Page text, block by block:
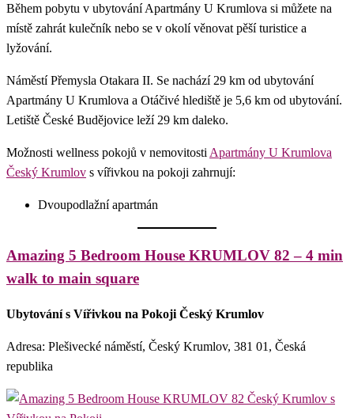
Během pobytu v ubytování Apartmány U Krumlova si můžete na
místě zahrát kulečník nebo se v okolí věnovat pěší turistice a
lyžování.
Náměstí Přemysla Otakara II. Se nachází 29 km od ubytování
Apartmány U Krumlova a Otáčivé hlediště je 5,6 km od ubytování.
Letiště České Budějovice leží 29 km daleko.
Možnosti wellness pokojů v nemovitosti Apartmány U Krumlova
Český Krumlov s vířivkou na pokoji zahrnují:
Dvoupodlažní apartmán
Amazing 5 Bedroom House KRUMLOV 82 – 4 min
walk to main square
Ubytování s Vířivkou na Pokoji Český Krumlov
Adresa: Plešivecké náměstí, Český Krumlov, 381 01, Česká
republika